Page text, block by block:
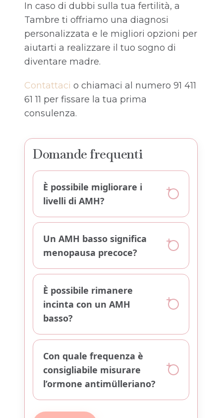
In caso di dubbi sulla tua fertilità, a
Tambre ti offriamo una diagnosi
personalizzata e le migliori opzioni per
aiutarti a realizzare il tuo sogno di
diventare madre.
Contattaci o chiamaci al numero 91 411
61 11 per fissare la tua prima
consulenza.
Domande frequenti
È possibile migliorare i
livelli di AMH?
Un AMH basso significa
menopausa precoce?
È possibile rimanere
incinta con un AMH
basso?
Con quale frequenza è
consigliabile misurare
l’ormone antimülleriano?